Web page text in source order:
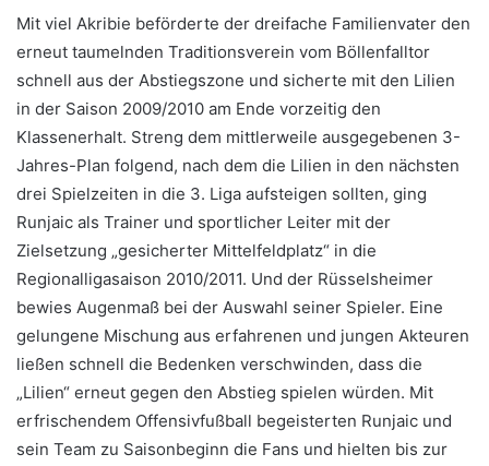
Mit viel Akribie beförderte der dreifache Familienvater den
erneut taumelnden Traditionsverein vom Böllenfalltor
schnell aus der Abstiegszone und sicherte mit den Lilien
in der Saison 2009/2010 am Ende vorzeitig den
Klassenerhalt. Streng dem mittlerweile ausgegebenen 3-
Jahres-Plan folgend, nach dem die Lilien in den nächsten
drei Spielzeiten in die 3. Liga aufsteigen sollten, ging
Runjaic als Trainer und sportlicher Leiter mit der
Zielsetzung „gesicherter Mittelfeldplatz“ in die
Regionalligasaison 2010/2011. Und der Rüsselsheimer
bewies Augenmaß bei der Auswahl seiner Spieler. Eine
gelungene Mischung aus erfahrenen und jungen Akteuren
ließen schnell die Bedenken verschwinden, dass die
„Lilien“ erneut gegen den Abstieg spielen würden. Mit
erfrischendem Offensivfußball begeisterten Runjaic und
sein Team zu Saisonbeginn die Fans und hielten bis zur